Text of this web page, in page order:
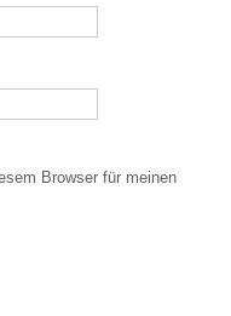
Browser für meinen